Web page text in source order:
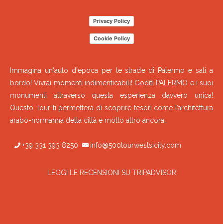
Privacy Policy
Cookie Policy
Immagina un'auto d'epoca per le strade di Palermo e sali a
bordo! Vivrai momenti indimenticabili! Goditi PALERMO e i suoi
monumenti attraverso questa esperienza davvero unica!
Questo Tour ti permetterà di scoprire tesori come l’architettura
arabo-normanna della città e molto altro ancora…
+39 331 393 8250 info@500tourwestsicily.com
LEGGI LE RECENSIONI SU TRIPADVISOR